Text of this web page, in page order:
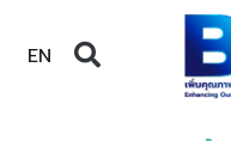
EN